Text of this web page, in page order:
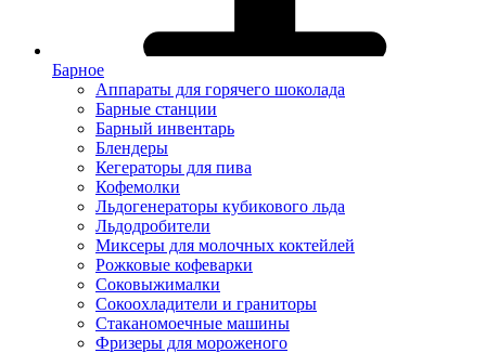
Барное
Аппараты для горячего шоколада
Барные станции
Барный инвентарь
Блендеры
Кегераторы для пива
Кофемолки
Льдогенераторы кубикового льда
Льдодробители
Миксеры для молочных коктейлей
Рожковые кофеварки
Соковыжималки
Сокоохладители и граниторы
Стаканомоечные машины
Фризеры для мороженого